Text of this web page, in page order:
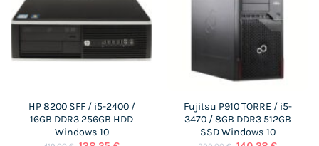
HP 8200 SFF / i5-2400 /
16GB DDR3 256GB HDD
Windows 10
Fujitsu P910 TORRE / i5-
3470 / 8GB DDR3 512GB
SSD Windows 10